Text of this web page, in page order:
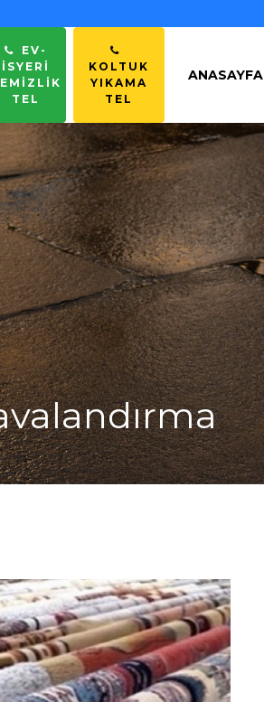
EV-
İSYERİ
TEL
KOLTUK
YIKAMA
TEL
ANASAYFA